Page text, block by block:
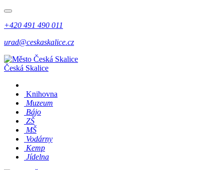
+420 491 490 011
urad@ceskaskalice.cz
Česká Skalice
Knihovna
Muzeum
Bájo
ZŠ
MŠ
Vodárny
Kemp
Jídelna